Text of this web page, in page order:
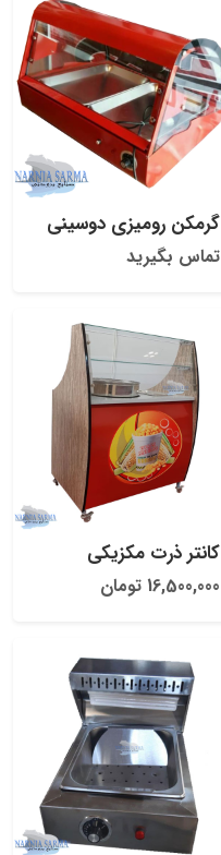
گرمکن رومیزی دوسینی
تماس بگیرید
کانتر ذرت مکزیکی
16,500,000 تومان